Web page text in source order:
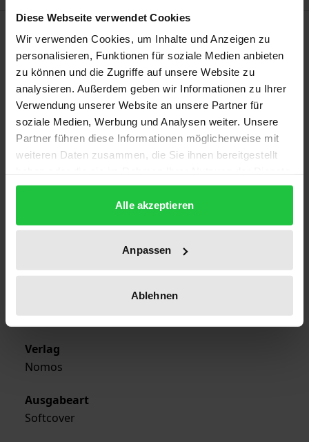
Diese Webseite verwendet Cookies
Wir verwenden Cookies, um Inhalte und Anzeigen zu
personalisieren, Funktionen für soziale Medien anbieten
zu können und die Zugriffe auf unsere Website zu
analysieren. Außerdem geben wir Informationen zu Ihrer
Verwendung unserer Website an unsere Partner für
soziale Medien, Werbung und Analysen weiter. Unsere
Partner führen diese Informationen möglicherweise mit
weiteren Daten zusammen, die Sie ihnen bereitgestellt
gesammelt haben.
Alle akzeptieren
Anpassen
Ablehnen
Auflage
1
ISBN
978-3-7890-7065-5
Zu Geschichte und Gegenwart eines
europäischen Migrationssystems
Erscheinungsdatum
2001
Verlag
Nomos
Ausgabeart
Softcover